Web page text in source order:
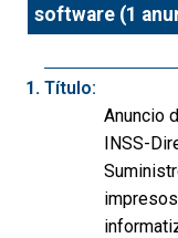
software (1
Título:
Anuncio
INSS-